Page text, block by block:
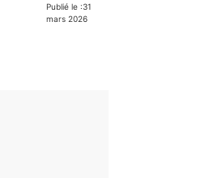
Publié le :31
mars 2026